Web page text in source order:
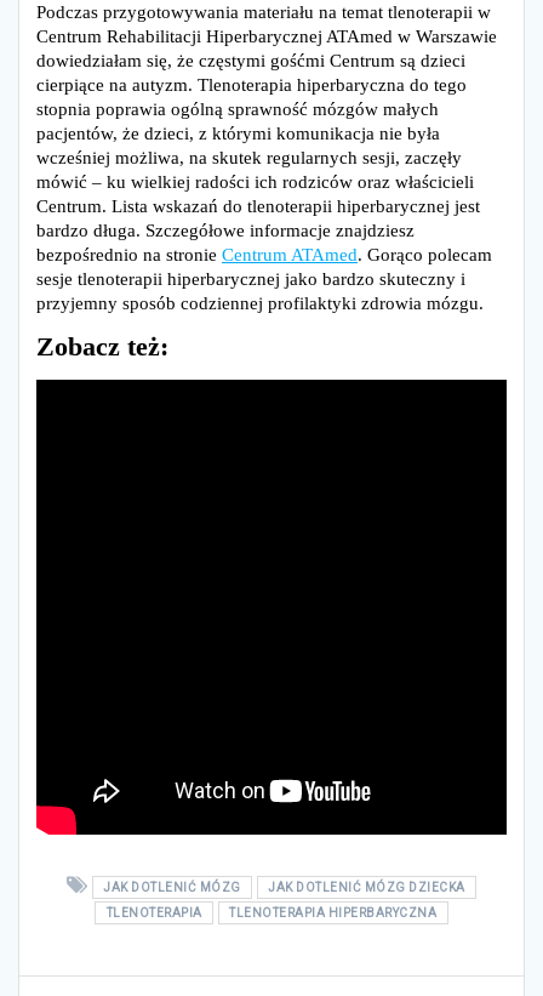
Podczas przygotowywania materiału na temat tlenoterapii w
Centrum Rehabilitacji Hiperbarycznej ATAmed w Warszawie
dowiedziałam się, że częstymi gośćmi Centrum są dzieci
cierpiące na autyzm. Tlenoterapia hiperbaryczna do tego
stopnia poprawia ogólną sprawność mózgów małych
pacjentów, że dzieci, z którymi komunikacja nie była
wcześniej możliwa, na skutek regularnych sesji, zaczęły
mówić – ku wielkiej radości ich rodziców oraz właścicieli
Centrum. Lista wskazań do tlenoterapii hiperbarycznej jest
bardzo długa. Szczegółowe informacje znajdziesz
bezpośrednio na stronie Centrum ATAmed. Gorąco polecam
sesje tlenoterapii hiperbarycznej jako bardzo skuteczny i
przyjemny sposób codziennej profilaktyki zdrowia mózgu.
Zobacz też:
JAK DOTLENIĆ MÓZG
JAK DOTLENIĆ MÓZG DZIECKA
TLENOTERAPIA
TLENOTERAPIA HIPERBARYCZNA